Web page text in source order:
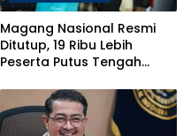
Magang Nasional Resmi
Ditutup, 19 Ribu Lebih
Peserta Putus Tengah